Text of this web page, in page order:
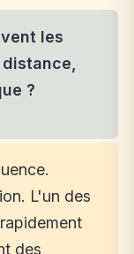
les
?
L'un des
des